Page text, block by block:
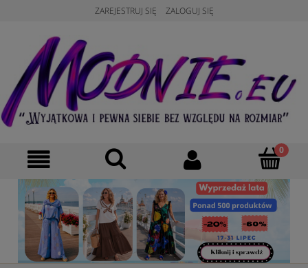
ZAREJESTRUJ SIĘ ZALOGUJ SIĘ